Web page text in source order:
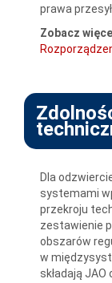
prawa
Zobacz
Dla
systemami
przekroju
zestawienie
obszarów
w
składają